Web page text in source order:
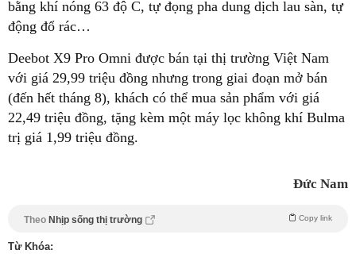
bằng khí nóng 63 độ C, tự đọng pha dung dịch lau sàn, tự
động đổ rác…
Deebot X9 Pro Omni được bán tại thị trường Việt Nam
với giá 29,99 triệu đồng nhưng trong giai đoạn mở bán
(đến hết tháng 8), khách có thể mua sản phẩm với giá
22,49 triệu đồng, tặng kèm một máy lọc không khí Bulma
trị giá 1,99 triệu đồng.
Đức Nam
Theo Nhịp sống thị trường Copy link
Từ Khóa: